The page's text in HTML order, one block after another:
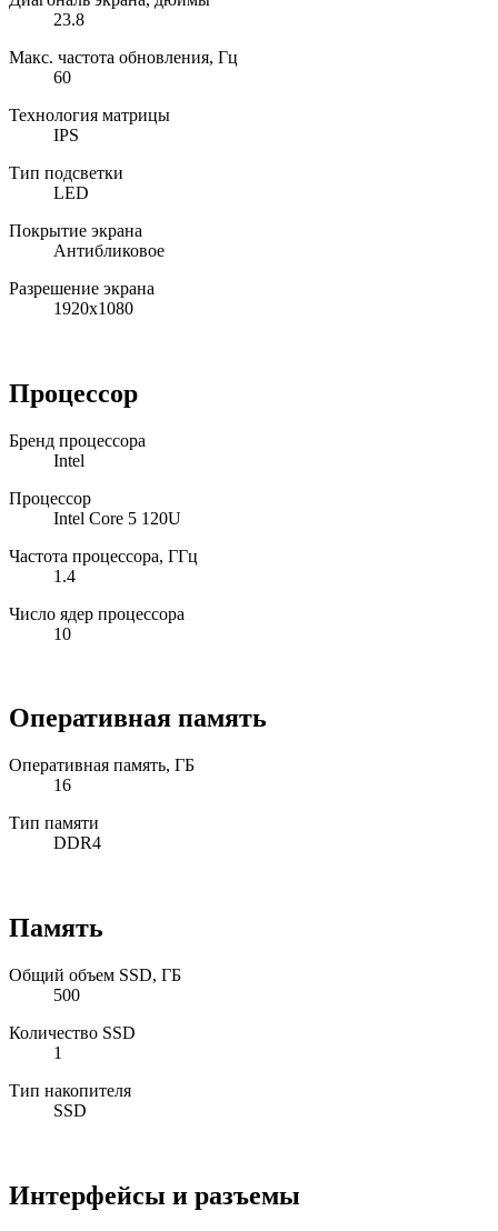
23.8
Макс. частота обновления, Гц
60
Технология матрицы
IPS
Тип подсветки
LED
Покрытие экрана
Антибликовое
Разрешение экрана
1920x1080
Процессор
Бренд процессора
Intel
Процессор
Intel Core 5 120U
Частота процессора, ГГц
1.4
Число ядер процессора
10
Оперативная память
Оперативная память, ГБ
16
Тип памяти
DDR4
Память
Общий объем SSD, ГБ
500
Количество SSD
1
Тип накопителя
SSD
Интерфейсы и разъемы